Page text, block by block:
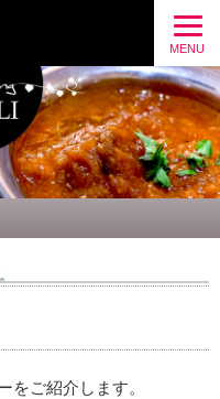
MENU
をご紹介します。